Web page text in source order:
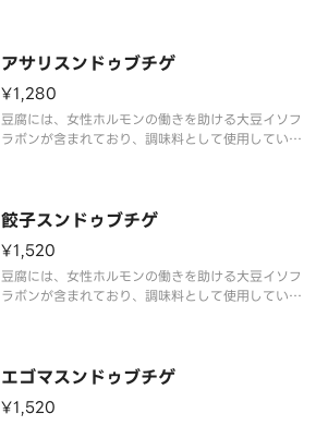
す。※写真はイメージです。
アサリスンドゥブチゲ
¥1,280
豆腐には、女性ホルモンの働きを助ける大豆イソフ
ラボンが含まれており、調味料として使用している
にも効果が言われているビタミン
餃子スンドゥブチゲ
¥1,520
豆腐には、女性ホルモンの働きを助ける大豆イソフ
ラボンが含まれており、調味料として使用している
にも効果が言われているビタミン
エゴマスンドゥブチゲ
¥1,520